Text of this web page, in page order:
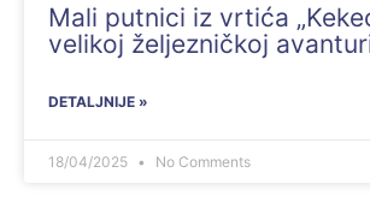
Mali putnici iz vrtića
velikoj željezničkoj
DETALJNIJE »
18/04/2025 No Comments